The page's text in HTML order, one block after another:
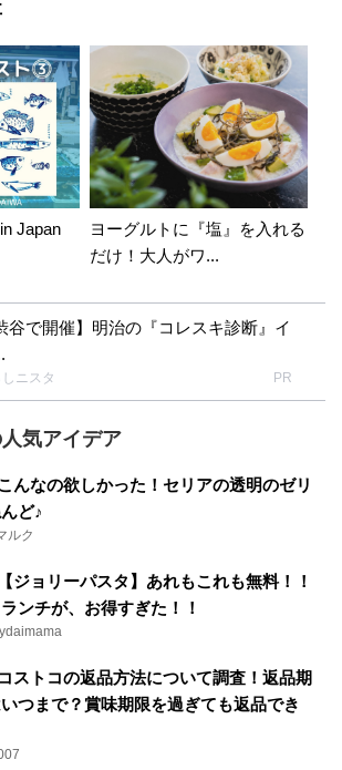
Japan
ヨーグルトに『塩』を入れる
だけ！大人がワ...
谷で開催】明治の『コレスキ診断』イ
ニスタ PR
人気アイデア
んなの欲しかった！セリアの透明のゼリ
ど♪
ルク
【ジョリーパスタ】あれもこれも無料！！
ンチが、お得すぎた！！
コストコの返品方法について調査！返品期
つまで？賞味期限を過ぎても返品でき